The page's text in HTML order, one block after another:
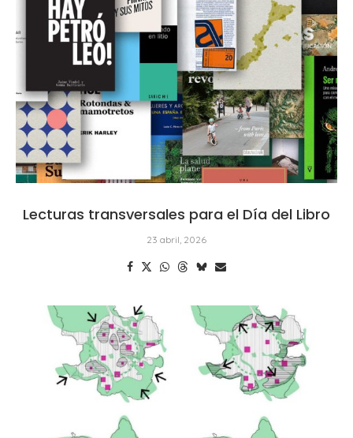
Lecturas transversales para el Día del Libro
23 abril, 2026